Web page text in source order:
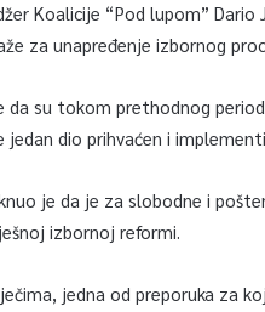
Koalicije “Pod lupom”
za unapređenje izbornog
da su tokom prethodnog
jedan dio prihvaćen i
je da je za slobodne i
izbornoj reformi.
jedna od preporuka za